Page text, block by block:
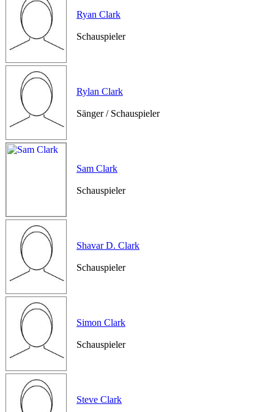
Ryan Clark
Schauspieler
Rylan Clark
Sänger / Schauspieler
Sam Clark
Schauspieler
Shavar D. Clark
Schauspieler
Simon Clark
Schauspieler
Steve Clark